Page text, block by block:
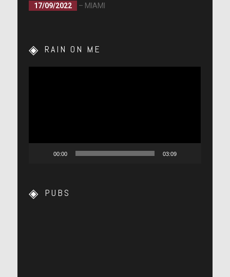
17/09/2022
– MIAMI
RAIN ON ME
00:00 03:09
PUBS